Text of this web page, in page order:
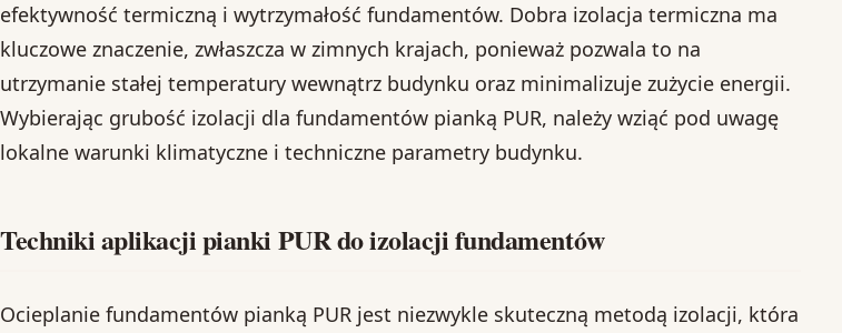
efektywność termiczną i wytrzymałość fundamentów. Dobra izolacja termiczna ma
kluczowe znaczenie, zwłaszcza w zimnych krajach, ponieważ pozwala to na
utrzymanie stałej temperatury wewnątrz budynku oraz minimalizuje zużycie energii.
Wybierając grubość izolacji dla fundamentów pianką PUR, należy wziąć pod uwagę
lokalne warunki klimatyczne i techniczne parametry budynku.
Techniki aplikacji pianki PUR do izolacji fundamentów
Ocieplanie fundamentów pianką PUR jest niezwykle skuteczną metodą izolacji, która